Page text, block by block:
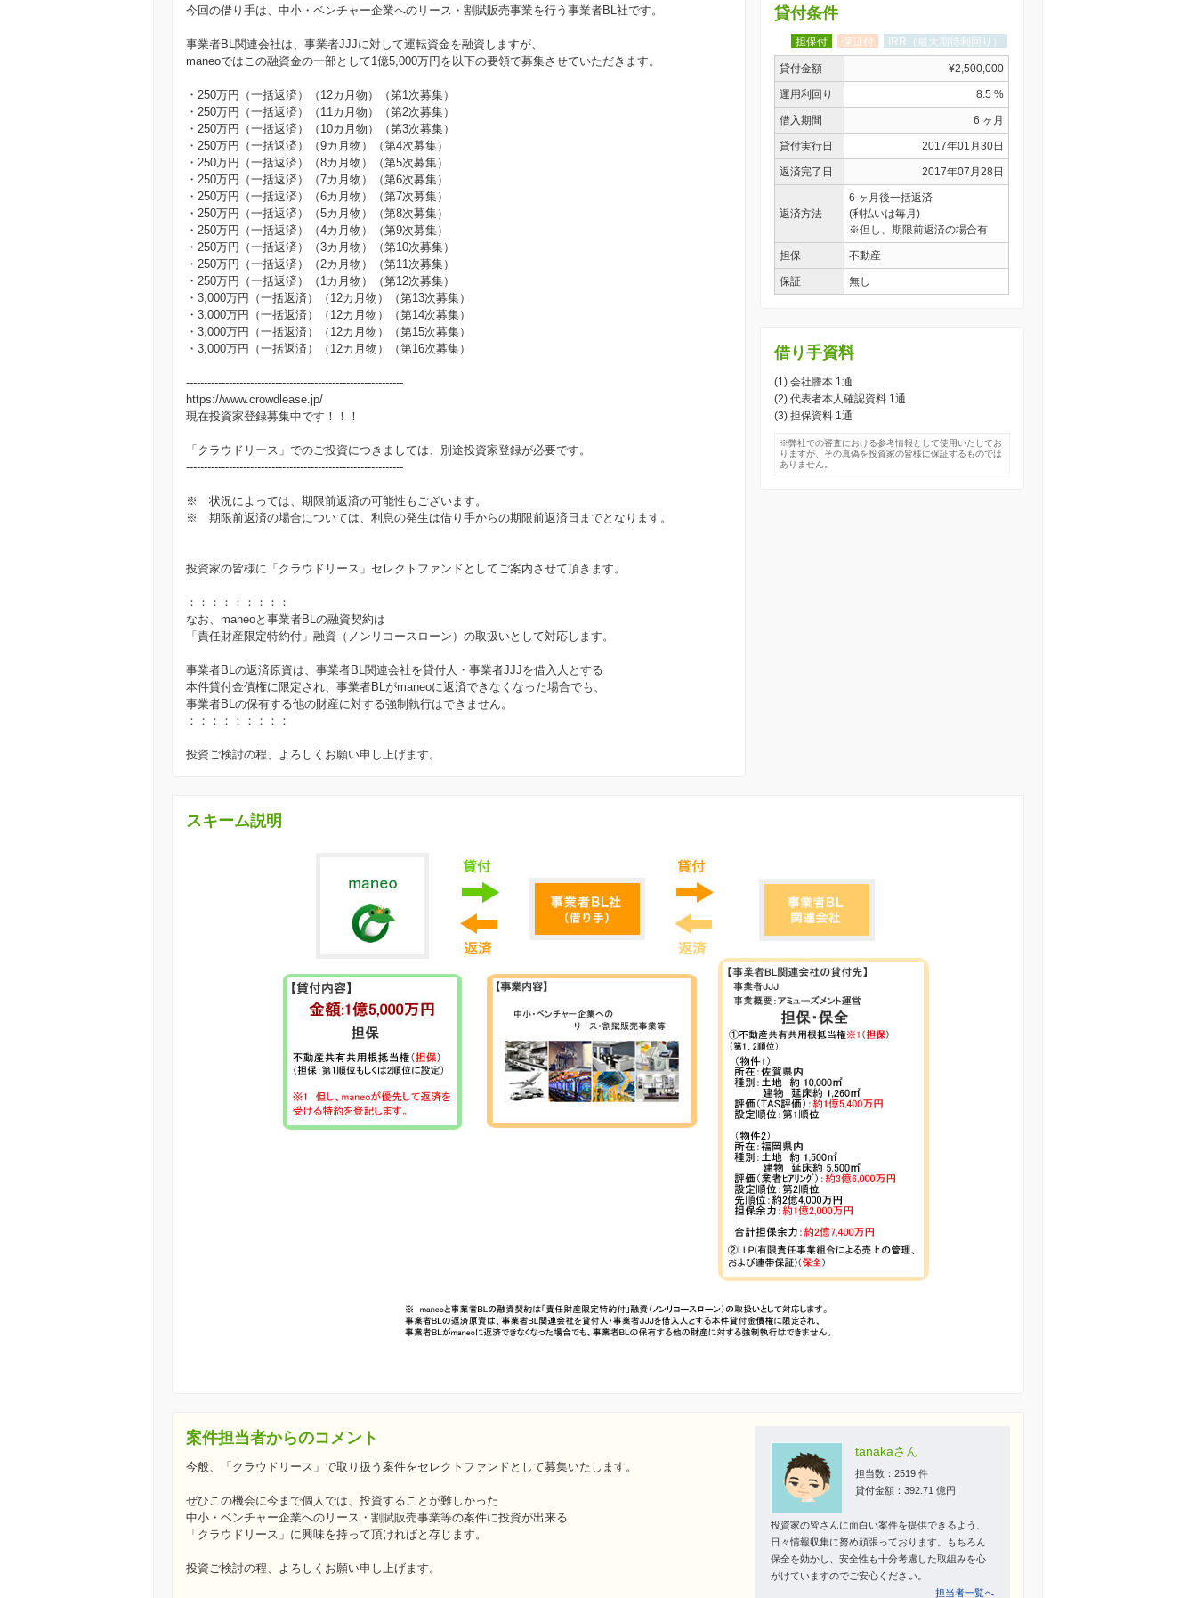
今回の借り手は、中小・ベンチャー企業へのリース・割賦販売事業を行う事業者BL社です。
事業者BL関連会社は、事業者JJJに対して運転資金を融資しますが、
maneoではこの融資金の一部として1億5,000万円を以下の要領で募集させていただきます。
・250万円（一括返済）（12カ月物）（第1次募集）
・250万円（一括返済）（11カ月物）（第2次募集）
・250万円（一括返済）（10カ月物）（第3次募集）
・250万円（一括返済）（9カ月物）（第4次募集）
・250万円（一括返済）（8カ月物）（第5次募集）
・250万円（一括返済）（7カ月物）（第6次募集）
・250万円（一括返済）（6カ月物）（第7次募集）
・250万円（一括返済）（5カ月物）（第8次募集）
・250万円（一括返済）（4カ月物）（第9次募集）
・250万円（一括返済）（3カ月物）（第10次募集）
・250万円（一括返済）（2カ月物）（第11次募集）
・250万円（一括返済）（1カ月物）（第12次募集）
・3,000万円（一括返済）（12カ月物）（第13次募集）
・3,000万円（一括返済）（12カ月物）（第14次募集）
・3,000万円（一括返済）（12カ月物）（第15次募集）
・3,000万円（一括返済）（12カ月物）（第16次募集）
-------------------------------------------------------------
https://www.crowdlease.jp/
現在投資家登録募集中です！！！
「クラウドリース」でのご投資につきましては、別途投資家登録が必要です。
-------------------------------------------------------------
※ 状況によっては、期限前返済の可能性もございます。
※ 期限前返済の場合については、利息の発生は借り手からの期限前返済日までとなります。
投資家の皆様に「クラウドリース」セレクトファンドとしてご案内させて頂きます。
：：：：：：：：：
なお、maneoと事業者BLの融資契約は
「責任財産限定特約付」融資（ノンリコースローン）の取扱いとして対応します。
事業者BLの返済原資は、事業者BL関連会社を貸付人・事業者JJJを借入人とする
本件貸付金債権に限定され、事業者BLがmaneoに返済できなくなった場合でも、
事業者BLの保有する他の財産に対する強制執行はできません。
：：：：：：：：：
投資ご検討の程、よろしくお願い申し上げます。
貸付条件
担保付 保証付 IRR（最大期待利回り）
貸付金額 ¥2,500,000
運用利回り 8.5 %
借入期間 6 ヶ月
貸付実行日 2017年01月30日
返済完了日 2017年07月28日
返済方法
6 ヶ月後一括返済
(利払いは毎月)
※但し、期限前返済の場合有
担保 不動産
保証 無し
借り手資料
(1) 会社謄本 1通
(2) 代表者本人確認資料 1通
(3) 担保資料 1通
※弊社での審査における参考情報として使用いたしてお
りますが、その真偽を投資家の皆様に保証するものでは
ありません。
スキーム説明
案件担当者からのコメント
今般、「クラウドリース」で取り扱う案件をセレクトファンドとして募集いたします。
ぜひこの機会に今まで個人では、投資することが難しかった
中小・ベンチャー企業へのリース・割賦販売事業等の案件に投資が出来る
「クラウドリース」に興味を持って頂ければと存じます。
投資ご検討の程、よろしくお願い申し上げます。
tanakaさん
担当数：2519 件
貸付金額：392.71 億円
投資家の皆さんに面白い案件を提供できるよう、
日々情報収集に努め頑張っております。もちろん
保全を効かし、安全性も十分考慮した取組みを心
がけていますのでご安心ください。
担当者一覧へ